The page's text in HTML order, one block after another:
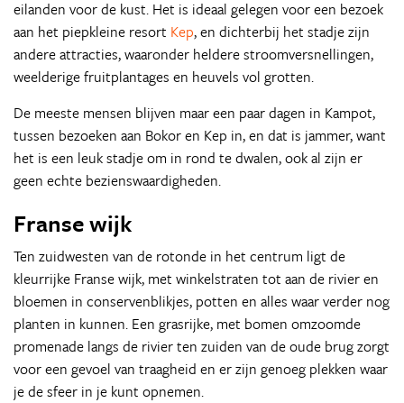
eilanden voor de kust. Het is ideaal gelegen voor een bezoek
aan het piepkleine resort Kep, en dichterbij het stadje zijn
andere attracties, waaronder heldere stroomversnellingen,
weelderige fruitplantages en heuvels vol grotten.
De meeste mensen blijven maar een paar dagen in Kampot,
tussen bezoeken aan Bokor en Kep in, en dat is jammer, want
het is een leuk stadje om in rond te dwalen, ook al zijn er
geen echte bezienswaardigheden.
Franse wijk
Ten zuidwesten van de rotonde in het centrum ligt de
kleurrijke Franse wijk, met winkelstraten tot aan de rivier en
bloemen in conservenblikjes, potten en alles waar verder nog
planten in kunnen. Een grasrijke, met bomen omzoomde
promenade langs de rivier ten zuiden van de oude brug zorgt
voor een gevoel van traagheid en er zijn genoeg plekken waar
je de sfeer in je kunt opnemen.